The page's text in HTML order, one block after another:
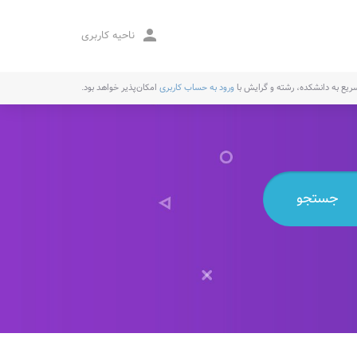
person ناحیه کاربری
به دانشکده، رشته و گرایش با ورود به حساب کاربری امکان‌پذیر خواهد بود.